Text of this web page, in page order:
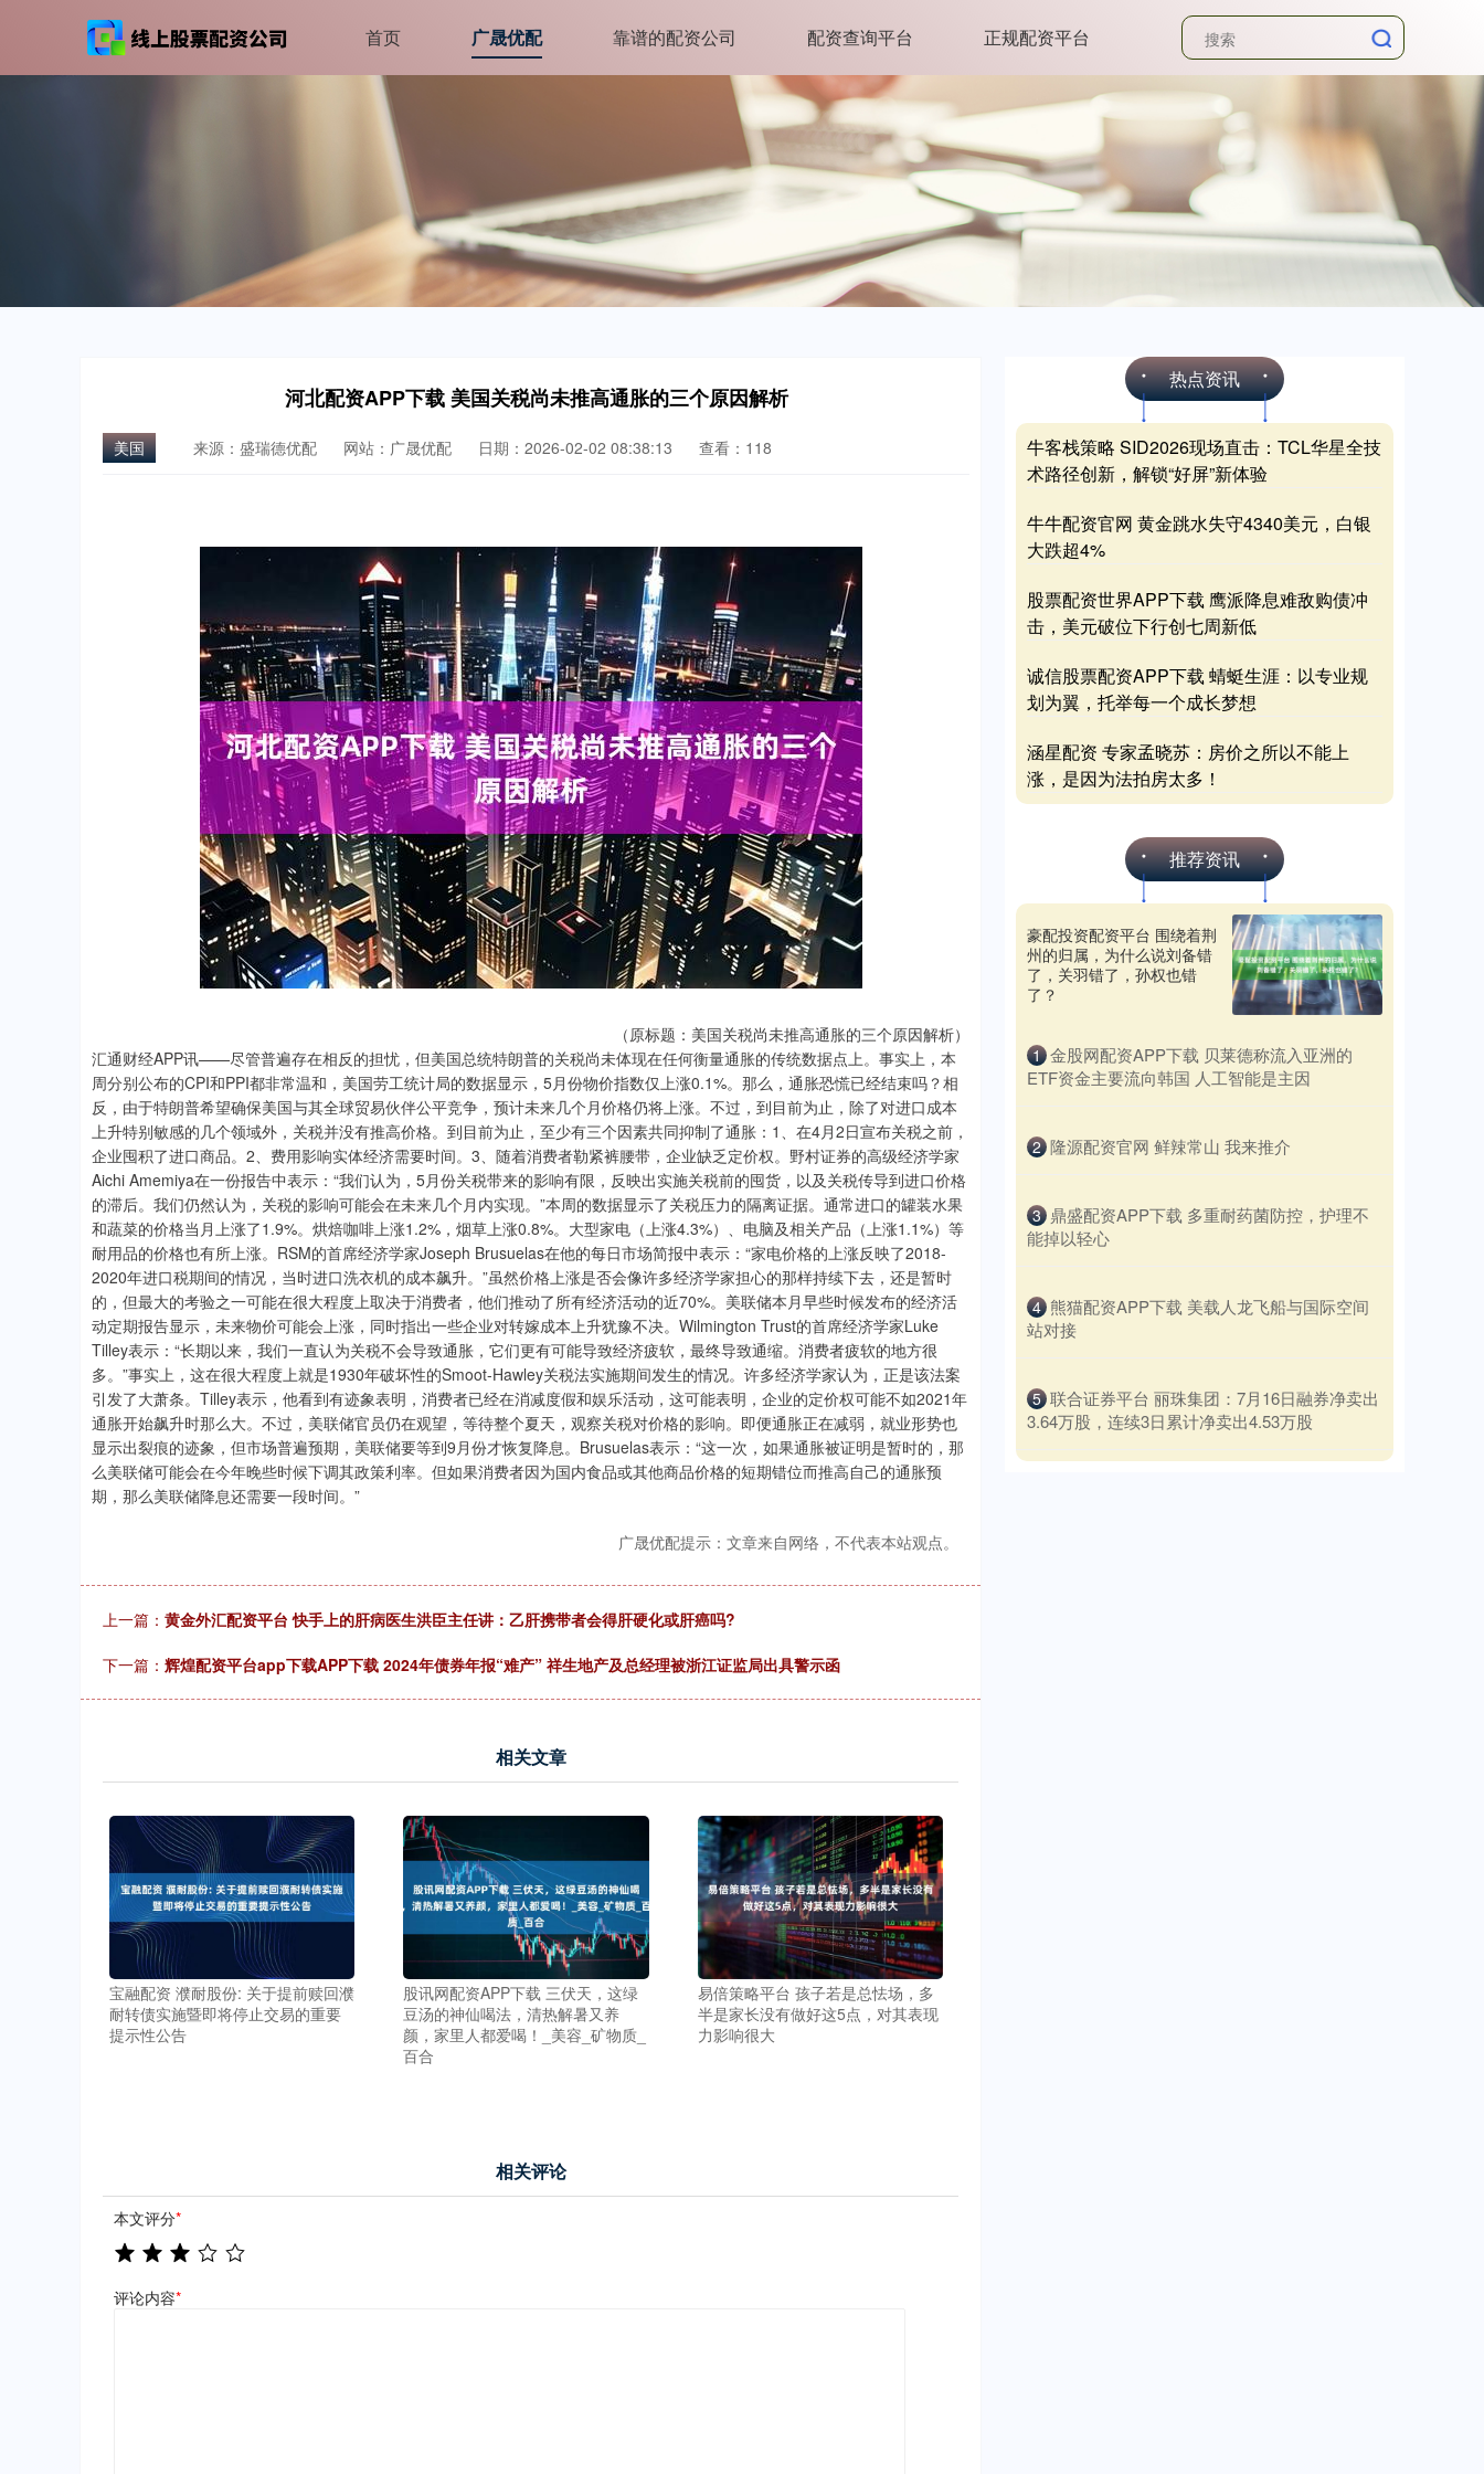
首页 广晟优配 靠谱的配资公司 配资查询平台 正规配资平台
河北配资APP下载 美国关税尚未推高通胀的三个原因解析
美国 来源：盛瑞德优配 网站：广晟优配 日期：2026-02-02 08:38:13 查看：118
（原标题：美国关税尚未推高通胀的三个原因解析）
汇通财经APP讯——尽管普遍存在相反的担忧，但美国总统特朗普的关税尚未体现在任何衡量通胀的传统数据点上。事实上，本
周分别公布的CPI和PPI都非常温和，美国劳工统计局的数据显示，5月份物价指数仅上涨0.1%。那么，通胀恐慌已经结束吗？相
反，由于特朗普希望确保美国与其全球贸易伙伴公平竞争，预计未来几个月价格仍将上涨。不过，到目前为止，除了对进口成本
上升特别敏感的几个领域外，关税并没有推高价格。到目前为止，至少有三个因素共同抑制了通胀：1、在4月2日宣布关税之前，
企业囤积了进口商品。2、费用影响实体经济需要时间。3、随着消费者勒紧裤腰带，企业缺乏定价权。野村证券的高级经济学家
Aichi Amemiya在一份报告中表示：“我们认为，5月份关税带来的影响有限，反映出实施关税前的囤货，以及关税传导到进口价格
的滞后。我们仍然认为，关税的影响可能会在未来几个月内实现。”本周的数据显示了关税压力的隔离证据。通常进口的罐装水果
和蔬菜的价格当月上涨了1.9%。烘焙咖啡上涨1.2%，烟草上涨0.8%。大型家电（上涨4.3%）、电脑及相关产品（上涨1.1%）等
耐用品的价格也有所上涨。RSM的首席经济学家Joseph Brusuelas在他的每日市场简报中表示：“家电价格的上涨反映了2018-
2020年进口税期间的情况，当时进口洗衣机的成本飙升。”虽然价格上涨是否会像许多经济学家担心的那样持续下去，还是暂时
的，但最大的考验之一可能在很大程度上取决于消费者，他们推动了所有经济活动的近70%。美联储本月早些时候发布的经济活
动定期报告显示，未来物价可能会上涨，同时指出一些企业对转嫁成本上升犹豫不决。Wilmington Trust的首席经济学家Luke
Tilley表示：“长期以来，我们一直认为关税不会导致通胀，它们更有可能导致经济疲软，最终导致通缩。消费者疲软的地方很
多。”事实上，这在很大程度上就是1930年破坏性的Smoot-Hawley关税法实施期间发生的情况。许多经济学家认为，正是该法案
引发了大萧条。Tilley表示，他看到有迹象表明，消费者已经在消减度假和娱乐活动，这可能表明，企业的定价权可能不如2021年
通胀开始飙升时那么大。不过，美联储官员仍在观望，等待整个夏天，观察关税对价格的影响。即便通胀正在减弱，就业形势也
显示出裂痕的迹象，但市场普遍预期，美联储要等到9月份才恢复降息。Brusuelas表示：“这一次，如果通胀被证明是暂时的，那
么美联储可能会在今年晚些时候下调其政策利率。但如果消费者因为国内食品或其他商品价格的短期错位而推高自己的通胀预
期，那么美联储降息还需要一段时间。”
广晟优配提示：文章来自网络，不代表本站观点。
上一篇： 黄金外汇配资平台 快手上的肝病医生洪臣主任讲：乙肝携带者会得肝硬化或肝癌吗?
下一篇： 辉煌配资平台app下载APP下载 2024年债券年报“难产” 祥生地产及总经理被浙江证监局出具警示函
相关文章
宝融配资 濮耐股份: 关于提前赎回濮
耐转债实施暨即将停止交易的重要
提示性公告
股讯网配资APP下载 三伏天，这绿
豆汤的神仙喝法，清热解暑又养
颜，家里人都爱喝！_美容_矿物质_
百合
易倍策略平台 孩子若是总怯场，多
半是家长没有做好这5点，对其表现
力影响很大
相关评论
本文评分*
评论内容*
热点资讯
牛客栈策略 SID2026现场直击：TCL华星全技
术路径创新，解锁“好屏”新体验
牛牛配资官网 黄金跳水失守4340美元，白银
大跌超4%
股票配资世界APP下载 鹰派降息难敌购债冲
击，美元破位下行创七周新低
诚信股票配资APP下载 蜻蜓生涯：以专业规
划为翼，托举每一个成长梦想
涵星配资 专家孟晓苏：房价之所以不能上
涨，是因为法拍房太多！
推荐资讯
豪配投资配资平台 围绕着荆
州的归属，为什么说刘备错
了，关羽错了，孙权也错
了？
1 ​金股网配资APP下载 贝莱德称流入亚洲的
ETF资金主要流向韩国 人工智能是主因
2 ​隆源配资官网 鲜辣常山 我来推介
3 ​鼎盛配资APP下载 多重耐药菌防控，护理不
能掉以轻心
4 ​熊猫配资APP下载 美载人龙飞船与国际空间
站对接
5 ​联合证券平台 丽珠集团：7月16日融券净卖出
3.64万股，连续3日累计净卖出4.53万股